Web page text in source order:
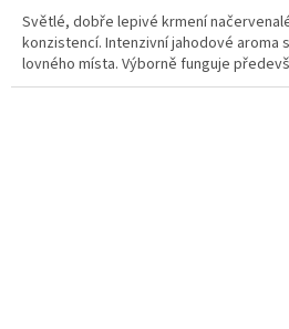
Světlé, dobře lepivé krmení
konzistencí. Intenzivní jahodové aroma
lovného místa. Výborně funguje